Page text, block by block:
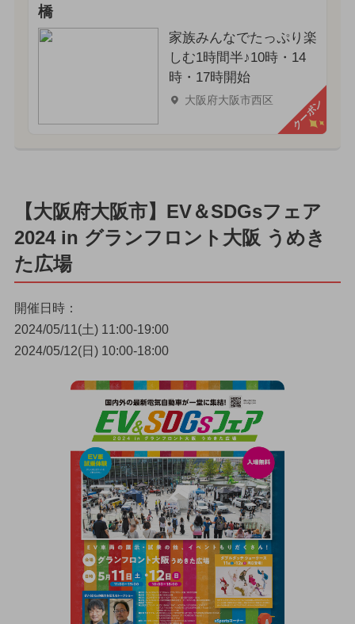
橋
家族みんなでたっぷり楽
しむ1時間半♪10時・14
時・17時開始
大阪府大阪市西区 クーポン
【大阪府大阪市】EV＆SDGsフェア
2024 in グランフロント大阪 うめき
た広場
開催日時：
2024/05/11(土) 11:00-19:00
2024/05/12(日) 10:00-18:00